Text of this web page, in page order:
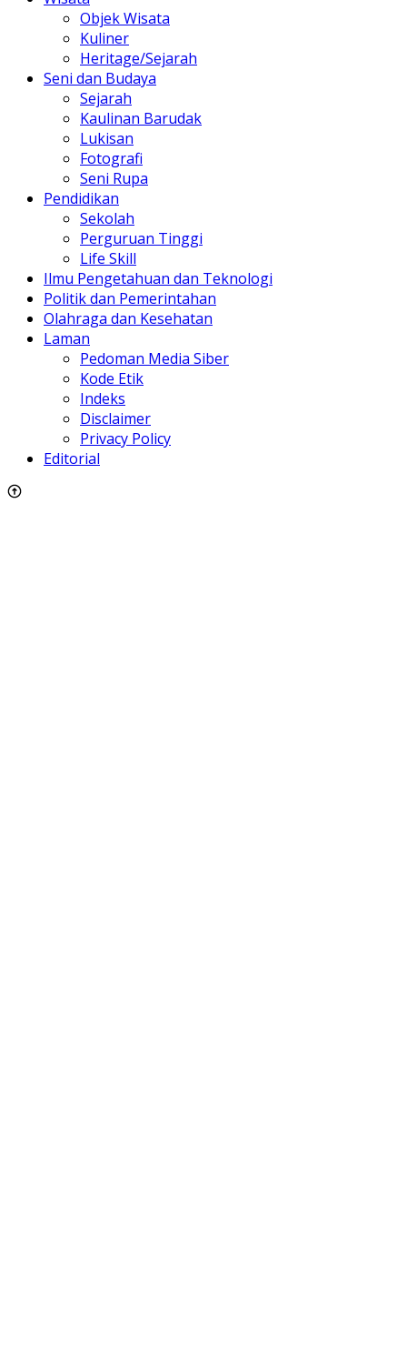
Objek Wisata
Kuliner
Heritage/Sejarah
Seni dan Budaya
Sejarah
Kaulinan Barudak
Lukisan
Fotografi
Seni Rupa
Pendidikan
Sekolah
Perguruan Tinggi
Life Skill
Ilmu Pengetahuan dan Teknologi
Politik dan Pemerintahan
Olahraga dan Kesehatan
Laman
Pedoman Media Siber
Kode Etik
Indeks
Disclaimer
Privacy Policy
Editorial